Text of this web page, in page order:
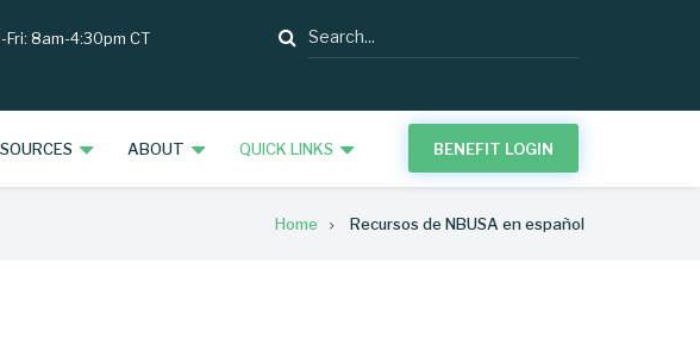
8am-4:30pm CT Search
ABOUT QUICK LINKS BENEFIT LOGIN
Home Recursos de NBUSA en español